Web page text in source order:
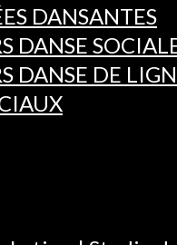
DANSANTES
DANSE
DANSE DE